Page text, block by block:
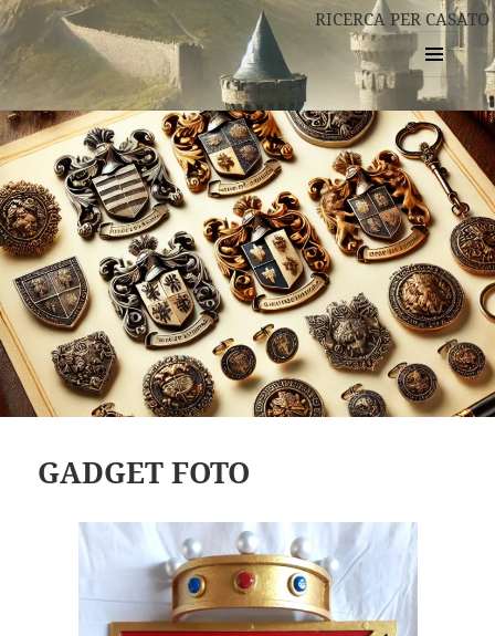
RICERCA PER CASATO
MENU
E
WIDGET
GADGET FOTO